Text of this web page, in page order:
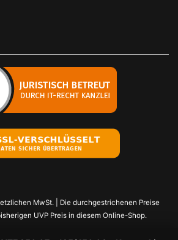
MwSt. | Die durchgestrichenen Preise
UVP Preis in diesem Online-Shop.